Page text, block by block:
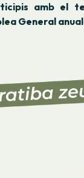
amb el
General anual